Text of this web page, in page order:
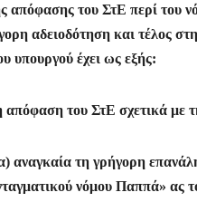
του ΣτΕ περί του
αδειοδότηση και τέλος
υπουργού έχει ως εξής:
του ΣτΕ σχετικά με
αναγκαία τη γρήγορη
νόμου Παππά» ας